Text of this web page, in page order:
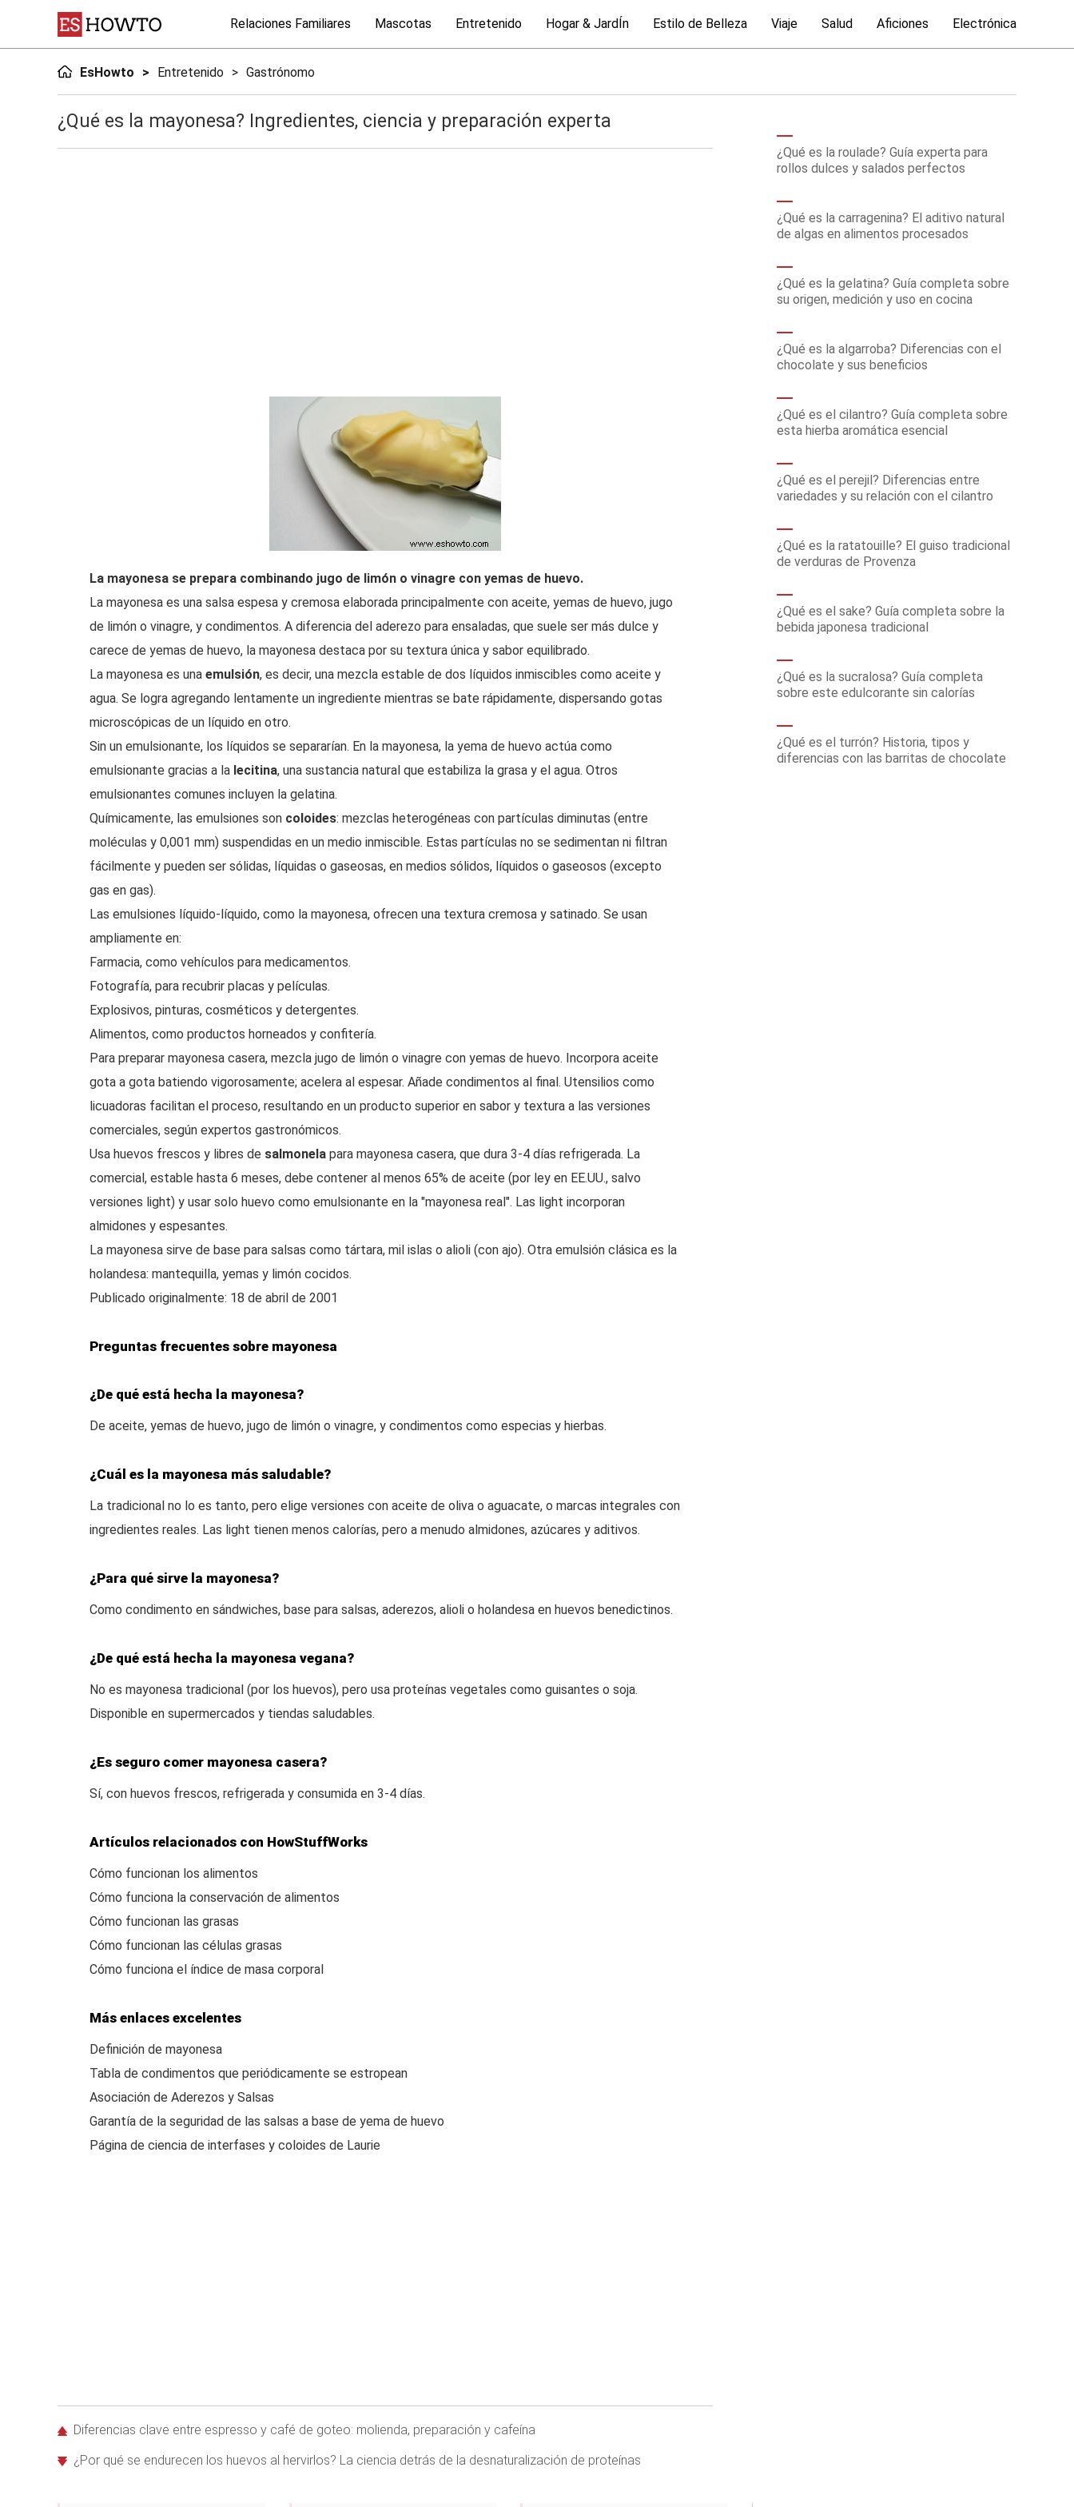
Relaciones Familiares Mascotas Entretenido Hogar & JardÍn Estilo de Belleza Viaje Salud Aficiones Electrónica
EsHowto Entretenido Gastrónomo
¿Qué es la mayonesa? Ingredientes, ciencia y preparación experta
La mayonesa se prepara combinando jugo de limón o vinagre con yemas de huevo.
La mayonesa es una salsa espesa y cremosa elaborada principalmente con aceite, yemas de huevo, jugo
de limón o vinagre, y condimentos. A diferencia del aderezo para ensaladas, que suele ser más dulce y
carece de yemas de huevo, la mayonesa destaca por su textura única y sabor equilibrado.
La mayonesa es una emulsión, es decir, una mezcla estable de dos líquidos inmiscibles como aceite y
agua. Se logra agregando lentamente un ingrediente mientras se bate rápidamente, dispersando gotas
microscópicas de un líquido en otro.
Sin un emulsionante, los líquidos se separarían. En la mayonesa, la yema de huevo actúa como
emulsionante gracias a la lecitina, una sustancia natural que estabiliza la grasa y el agua. Otros
emulsionantes comunes incluyen la gelatina.
Químicamente, las emulsiones son coloides: mezclas heterogéneas con partículas diminutas (entre
moléculas y 0,001 mm) suspendidas en un medio inmiscible. Estas partículas no se sedimentan ni filtran
fácilmente y pueden ser sólidas, líquidas o gaseosas, en medios sólidos, líquidos o gaseosos (excepto
gas en gas).
Las emulsiones líquido-líquido, como la mayonesa, ofrecen una textura cremosa y satinado. Se usan
ampliamente en:
Farmacia, como vehículos para medicamentos.
Fotografía, para recubrir placas y películas.
Explosivos, pinturas, cosméticos y detergentes.
Alimentos, como productos horneados y confitería.
Para preparar mayonesa casera, mezcla jugo de limón o vinagre con yemas de huevo. Incorpora aceite
gota a gota batiendo vigorosamente; acelera al espesar. Añade condimentos al final. Utensilios como
licuadoras facilitan el proceso, resultando en un producto superior en sabor y textura a las versiones
comerciales, según expertos gastronómicos.
Usa huevos frescos y libres de salmonela para mayonesa casera, que dura 3-4 días refrigerada. La
comercial, estable hasta 6 meses, debe contener al menos 65% de aceite (por ley en EE.UU., salvo
versiones light) y usar solo huevo como emulsionante en la "mayonesa real". Las light incorporan
almidones y espesantes.
La mayonesa sirve de base para salsas como tártara, mil islas o alioli (con ajo). Otra emulsión clásica es la
holandesa: mantequilla, yemas y limón cocidos.
Publicado originalmente: 18 de abril de 2001
Preguntas frecuentes sobre mayonesa
¿De qué está hecha la mayonesa?
De aceite, yemas de huevo, jugo de limón o vinagre, y condimentos como especias y hierbas.
¿Cuál es la mayonesa más saludable?
La tradicional no lo es tanto, pero elige versiones con aceite de oliva o aguacate, o marcas integrales con
ingredientes reales. Las light tienen menos calorías, pero a menudo almidones, azúcares y aditivos.
¿Para qué sirve la mayonesa?
Como condimento en sándwiches, base para salsas, aderezos, alioli o holandesa en huevos benedictinos.
¿De qué está hecha la mayonesa vegana?
No es mayonesa tradicional (por los huevos), pero usa proteínas vegetales como guisantes o soja.
Disponible en supermercados y tiendas saludables.
¿Es seguro comer mayonesa casera?
Sí, con huevos frescos, refrigerada y consumida en 3-4 días.
Artículos relacionados con HowStuffWorks
Cómo funcionan los alimentos
Cómo funciona la conservación de alimentos
Cómo funcionan las grasas
Cómo funcionan las células grasas
Cómo funciona el índice de masa corporal
Más enlaces excelentes
Definición de mayonesa
Tabla de condimentos que periódicamente se estropean
Asociación de Aderezos y Salsas
Garantía de la seguridad de las salsas a base de yema de huevo
Página de ciencia de interfases y coloides de Laurie
Diferencias clave entre espresso y café de goteo: molienda, preparación y cafeína
¿Por qué se endurecen los huevos al hervirlos? La ciencia detrás de la desnaturalización de proteínas
¿Qué es la roulade? Guía experta para
rollos dulces y salados perfectos
¿Qué es la carragenina? El aditivo natural
de algas en alimentos procesados
¿Qué es la gelatina? Guía completa sobre
su origen, medición y uso en cocina
¿Qué es la algarroba? Diferencias con el
chocolate y sus beneficios
¿Qué es el cilantro? Guía completa sobre
esta hierba aromática esencial
¿Qué es el perejil? Diferencias entre
variedades y su relación con el cilantro
¿Qué es la ratatouille? El guiso tradicional
de verduras de Provenza
¿Qué es el sake? Guía completa sobre la
bebida japonesa tradicional
¿Qué es la sucralosa? Guía completa
sobre este edulcorante sin calorías
¿Qué es el turrón? Historia, tipos y
diferencias con las barritas de chocolate